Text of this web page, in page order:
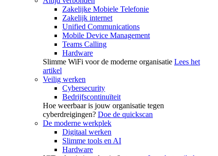
Zakelijke Mobiele Telefonie
Zakelijk internet
Unified Communications
Mobile Device Management
Teams Calling
Hardware
Slimme WiFi voor de moderne organisatie Lees het
artikel
Veilig werken
Cybersecurity
Bedrijfscontinuïteit
Hoe weerbaar is jouw organisatie tegen
cyberdreigingen? Doe de quickscan
De moderne werkplek
Digitaal werken
Slimme tools en AI
Hardware